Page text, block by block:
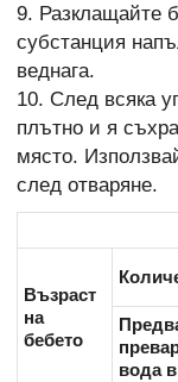
9. Разклащайте
субстанция
веднага.
10. След всяка
плътно и я
място.
след отваряне.
Възраст
на
бебето
вода